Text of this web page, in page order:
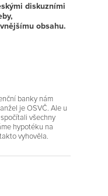
diskuzními
obsahu.
banky nám
je OSVČ. Ale u
všechny
hypotéku na
vyhověla.